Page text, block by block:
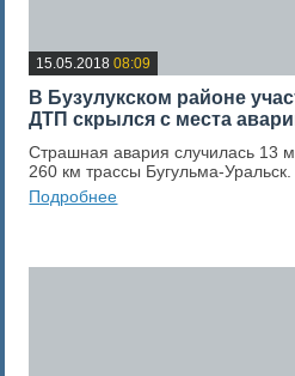
15.05.2018 08:09
В Бузулукском районе
ДТП скрылся с места
Страшная авария случилась 13
260 км трассы Бугульма-Уральск.
Подробнее